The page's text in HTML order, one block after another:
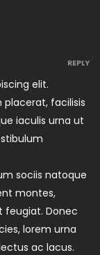
elit.
placerat, facilisis
iaculis urna ut
sociis natoque
montes,
feugiat. Donec
lorem urna
ac lacus.
REPLY